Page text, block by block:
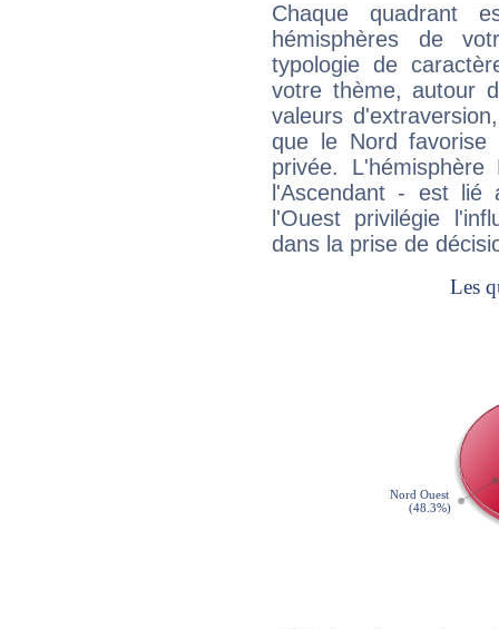
Chaque quadrant
hémisphères de
typologie de
votre thème, autour
valeurs
que le Nord favorise
privée.
l'Ascendant - est
l'Ouest privilégie
dans la prise de